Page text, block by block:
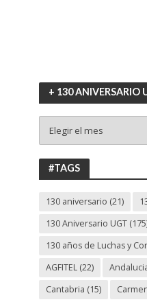
+ 130 ANIVERSARIO
130
ANIVERSARIO
UGT
#TAGS
130 aniversario (21)
130 Aniversario UGT
130 años de Luchas y
AGFITEL(22)
Cantabria (15)